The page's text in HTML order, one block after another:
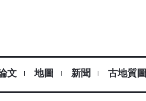
文 地圖 新聞 古地質圖